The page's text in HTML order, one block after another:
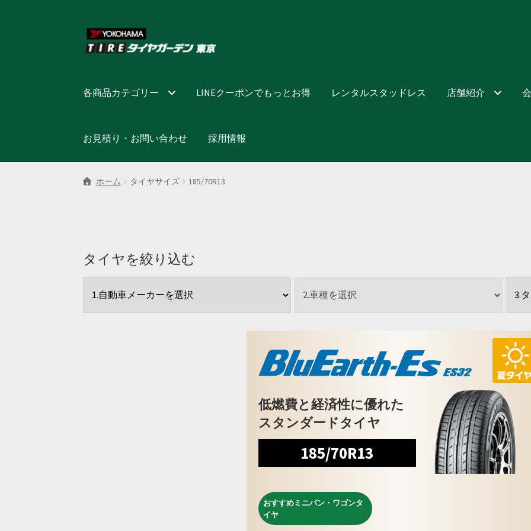
ナ
ビ
シ
へ
キ
ッ
コ
ン
ツ
キ
プ
各商品カテゴリー LINEクーポンでもっとお得 レンタルスタッドレス 店舗紹介
お見積り・お問い合わせ 採用情報
ホーム タイヤサイズ 185/70R13
タイヤを絞り込む
低燃費と経済性に優れた
スタンダードタイヤ
185/70R13
おすすめミニバン・ワゴンタ
イヤ